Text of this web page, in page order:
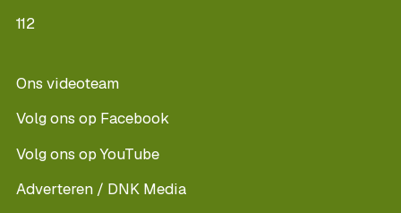
112
Ons videoteam
Volg ons op Facebook
Volg ons op YouTube
Adverteren / DNK Media